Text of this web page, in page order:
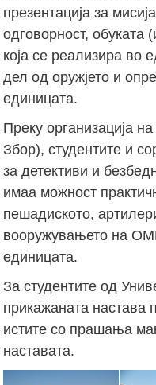
презентација за
одговорност, обуката
која се реализира во
дел од оружјето и
единицата.
Преку организација
Збор), студентите и
за детективи и
имаа можност
пешадиското,
вооружувањето на
единицата.
За студентите од
прикажаната настава
истите со прашања
наставата.